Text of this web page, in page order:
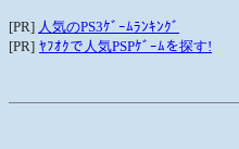
[PR] 人気のPS3ｹﾞｰﾑﾗﾝｷﾝｸﾞ
[PR] ﾔﾌｵｸで人気PSPｹﾞｰﾑを探す!